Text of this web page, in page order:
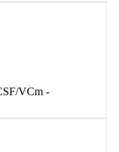
VCm -